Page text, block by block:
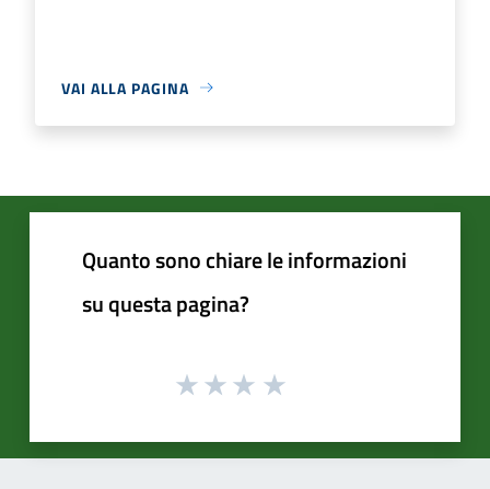
VAI ALLA PAGINA
Quanto sono chiare le informazioni
su questa pagina?